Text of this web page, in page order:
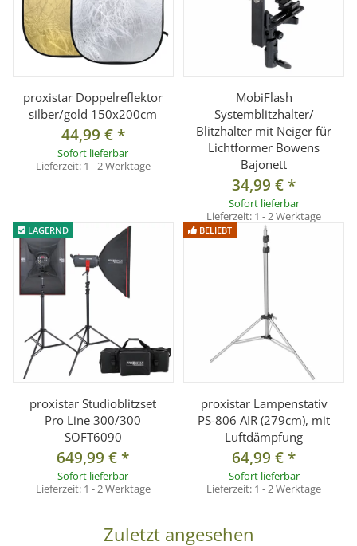
proxistar Doppelreflektor
silber/gold 150x200cm
44,99 €*
Sofort lieferbar
Lieferzeit: 1 - 2 Werktage
MobiFlash
Systemblitzhalter/
Blitzhalter mit Neiger für
Lichtformer Bowens
Bajonett
34,99 €*
Sofort lieferbar
Lieferzeit: 1 - 2 Werktage
LAGERND
proxistar Studioblitzset
Pro Line 300/300
SOFT6090
649,99 €*
Sofort lieferbar
Lieferzeit: 1 - 2 Werktage
BELIEBT
proxistar Lampenstativ
PS-806 AIR (279cm), mit
Luftdämpfung
64,99 €*
Sofort lieferbar
Lieferzeit: 1 - 2 Werktage
Zuletzt angesehen